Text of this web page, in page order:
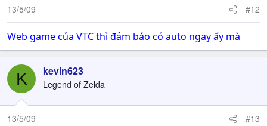
13/5/09 #12
Web game của VTC thì đảm bảo có auto ngay ấy mà
K kevin623
Legend of Zelda
13/5/09 #13